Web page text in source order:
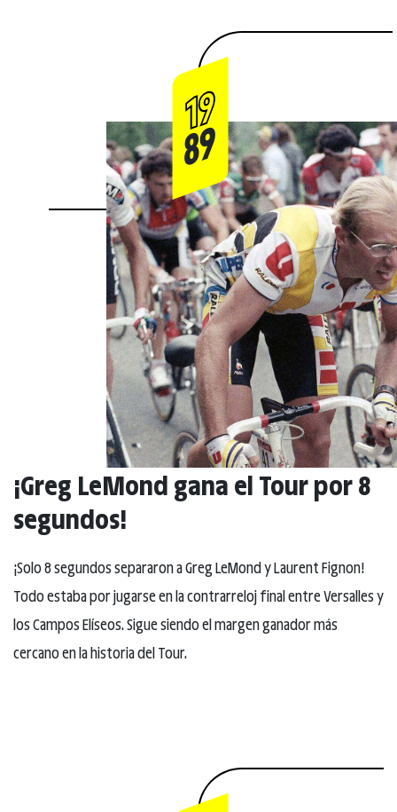
19
89
¡Greg LeMond gana el Tour por 8
segundos!
¡Solo 8 segundos separaron a Greg LeMond y Laurent Fignon!
Todo estaba por jugarse en la contrarreloj final entre Versalles y
los Campos Elíseos. Sigue siendo el margen ganador más
cercano en la historia del Tour.